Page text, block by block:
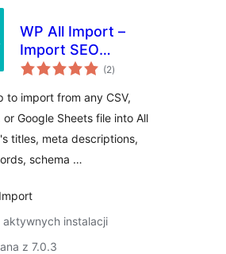
WP All Import –
Import SEO
Settings for All In
(2wszystkich
ocen
)
to import from any CSV,
or Google Sheets file into All
titles, meta descriptions,
schema …
aktywnych instalacji
z 7.0.3